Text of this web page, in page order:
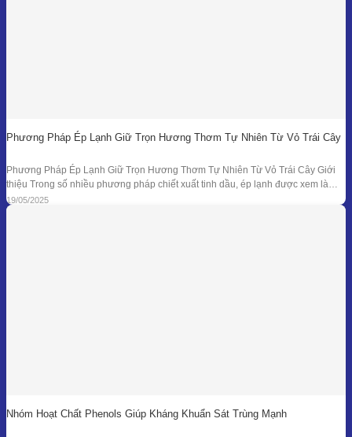
Phương Pháp Ép Lạnh Giữ Trọn Hương Thơm Tự Nhiên Từ Vỏ Trái Cây
Phương Pháp Ép Lạnh Giữ Trọn Hương Thơm Tự Nhiên Từ Vỏ Trái Cây Giới
thiệu Trong số nhiều phương pháp chiết xuất tinh dầu, ép lạnh được xem là
một trong những kỹ thuật đối với nguyên liệu đặc thù – đặc biệt là vỏ các loại
quả có mùi hương tươi mát như
19/05/2025
Nhóm Hoạt Chất Phenols Giúp Kháng Khuẩn Sát Trùng Mạnh